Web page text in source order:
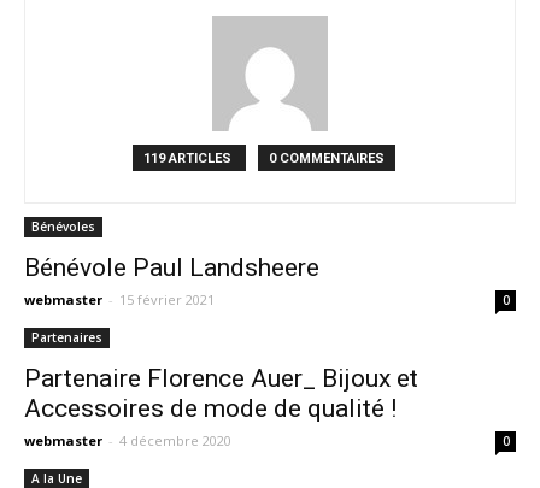
119 ARTICLES 0 COMMENTAIRES
Bénévoles
Bénévole Paul Landsheere
webmaster - 15 février 2021 0
Partenaires
Partenaire Florence Auer_ Bijoux et
Accessoires de mode de qualité !
webmaster - 4 décembre 2020 0
A la Une